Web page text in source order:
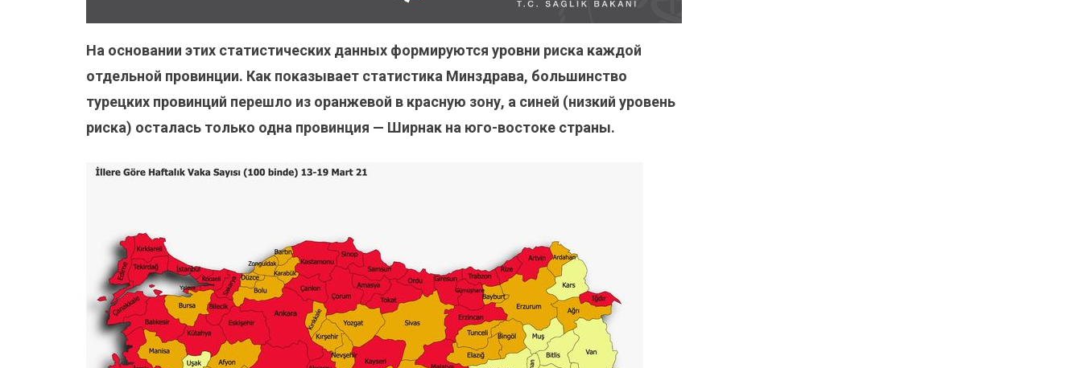
На основании этих статистических данных формируются уровни риска каждой
отдельной провинции. Как показывает статистика Минздрава, большинство
турецких провинций перешло из оранжевой в красную зону, а синей (низкий уровень
риска) осталась только одна провинция — Ширнак на юго-востоке страны.